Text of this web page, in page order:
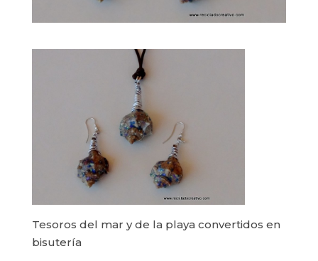
Tesoros del mar y de la playa convertidos en
bisutería